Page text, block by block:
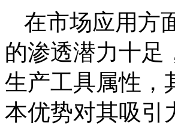
在市场应用方
的渗透潜力十足
生产工具属性，
本优势对其吸引